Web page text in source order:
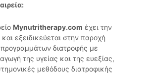
Mynutritherapy.com έχει την
εξειδικεύεται στην παροχή
διατροφής με
της υγείας και της ευεξίας,
μεθόδους διατροφικής